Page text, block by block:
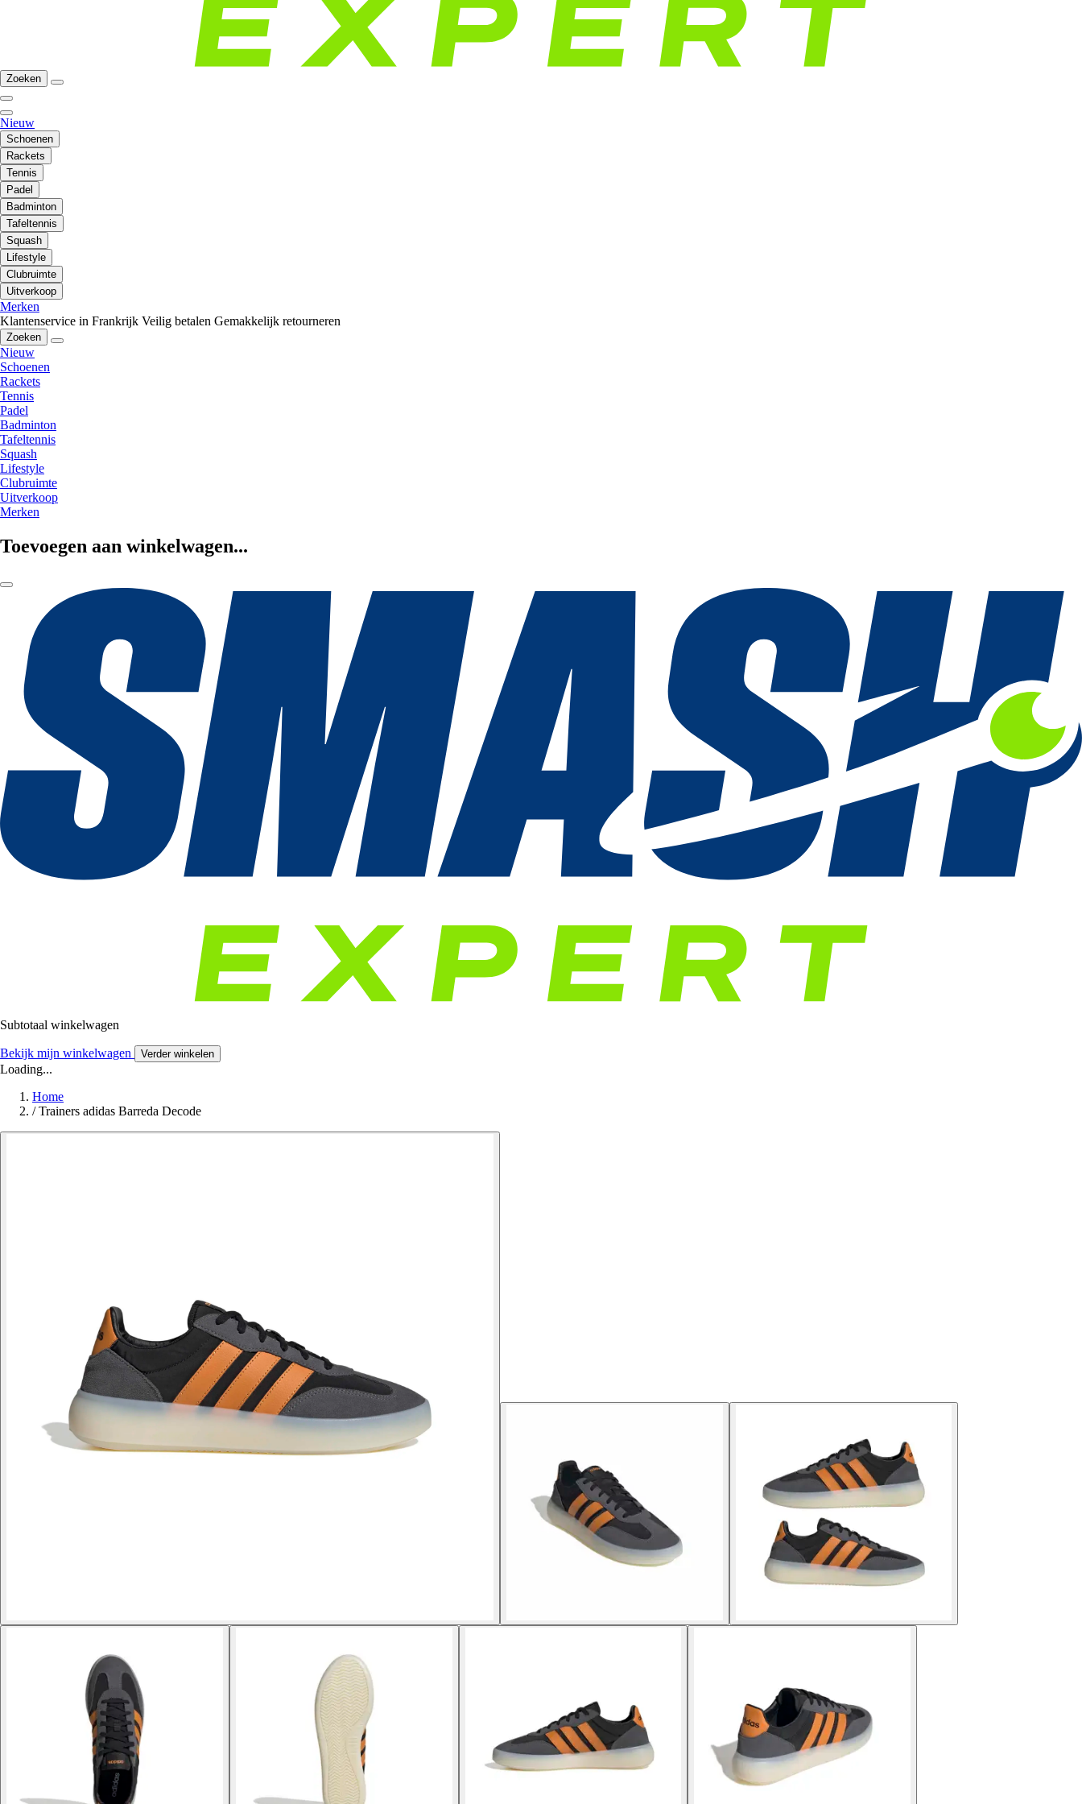
Zoeken
Nieuw
Schoenen
Rackets
Tennis
Padel
Badminton
Tafeltennis
Squash
Lifestyle
Clubruimte
Uitverkoop
Merken
Klantenservice in Frankrijk Veilig betalen Gemakkelijk retourneren
Zoeken
Nieuw
Schoenen
Rackets
Tennis
Padel
Badminton
Tafeltennis
Squash
Lifestyle
Clubruimte
Uitverkoop
Merken
Toevoegen aan winkelwagen...
Subtotaal winkelwagen
Bekijk mijn winkelwagen Verder winkelen
Loading...
Home
/ Trainers adidas Barreda Decode